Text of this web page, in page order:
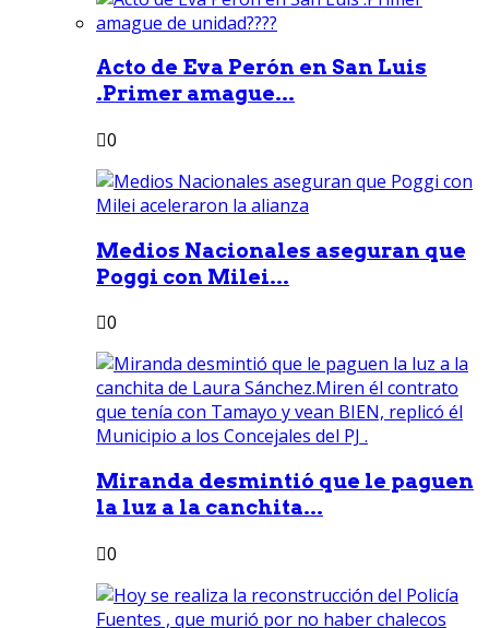
Acto de Eva Perón en San Luis
.Primer amague...
0
Medios Nacionales aseguran que
Poggi con Milei...
0
Miranda desmintió que le paguen
la luz a la canchita...
0